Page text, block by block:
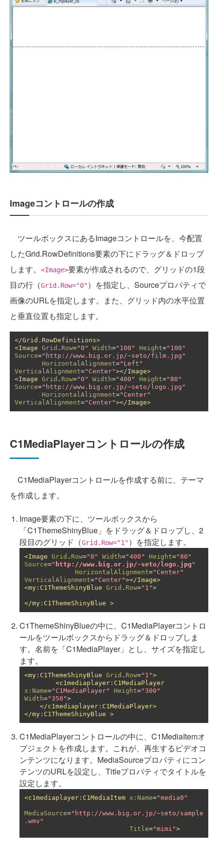
Imageコントロールの作成
ツールボックスにあるImageコントロールを、今配置
したGrid.RowDefinitions要素の下にドラッグ＆ドロップ
します。
<Image>要素が作成されるので、グリッドの1段
目の行（Grid.Row="0"）を指定し、Sourceプロパティで
画像のURLを指定します。また、グリッド内の水平位置
と垂直位置も指定します。
</Grid.RowDefinitions>
<Image Grid . Row="0" Width="100" Height="100"
Source="http://www.big.or.jp/~seto/film.jpg"
HorizontalAlignment="Left"
VerticalAlignment="Center"></Image>
<Image Grid . Row="0" Width="400" Height="80"
Source="http://www.big.or.jp/~seto/logo.jpg"
HorizontalAlignment="Center"
VerticalAlignment="Center"></Image>
C1MediaPlayerコントロールの作成
C1MediaPlayerコントロールを作成する前に、テーマ
を作成します。
Image要素の下に、ツールボックスから
「C1ThemeShinyBlue」をドラッグ＆ドロップし、2
段目のグリッド（Grid.Row="1"）を指定します。
<Image Grid . Row="0" Width="400" Height="80"
Source=" http://www.big.or.jp/~seto/logo.jpg "
HorizontalAlignment="Center"
VerticalAlignment="Center"></Image>
<my:C1ThemeShinyBlue Grid . Row="1">
</my:C1ThemeShinyBlue >
C1ThemeShinyBlueの中に、C1MediaPlayerコントロ
ールをツールボックスからドラッグ＆ドロップしま
す。名前を「C1MediaPlayer」とし、サイズを指定し
ます。
<my:C1ThemeShinyBlue Grid . Row="1">
<c1mediaplayer:C1MediaPlayer
x:Name="C1MediaPlayer" Height="300"
Width="350">
</c1mediaplayer:C1MediaPlayer>
</my:C1ThemeShinyBlue >
C1MediaPlayerコントロールの中に、C1MediaItemオ
ブジェクトを作成します。これが、再生するビデオコ
ンテンツになります。MediaSourceプロパティにコン
テンツのURLを設定し、Titleプロパティでタイトルを
設定します。
<c1mediaplayer:C1MediaItem x:Name="media0"
MediaSource="http://www.big.or.jp/~seto/sample
.wmv"
Title="mimi">